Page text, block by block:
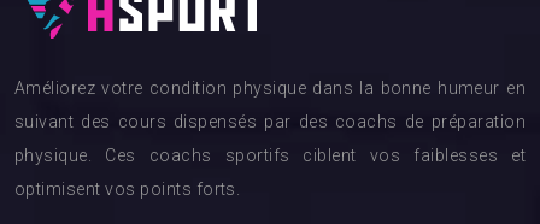
Améliorez votre condition physique dans la bonne humeur en
suivant des cours dispensés par des coachs de préparation
physique. Ces coachs sportifs ciblent vos faiblesses et
optimisent vos points forts.